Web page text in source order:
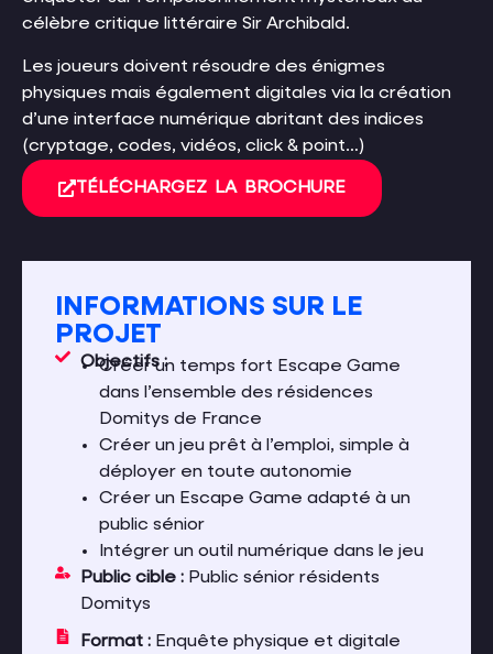
célèbre critique littéraire Sir Archibald.
Les joueurs doivent résoudre des énigmes
physiques mais également digitales via la création
d’une interface numérique abritant des indices
(cryptage, codes, vidéos, click & point…)
TÉLÉCHARGEZ LA BROCHURE
INFORMATIONS SUR LE
PROJET
Objectifs :
Créer un temps fort Escape Game
dans l’ensemble des résidences
Domitys de France
Créer un jeu prêt à l’emploi, simple à
déployer en toute autonomie
Créer un Escape Game adapté à un
public sénior
Intégrer un outil numérique dans le jeu
Public cible : Public sénior résidents
Domitys
Format : Enquête physique et digitale